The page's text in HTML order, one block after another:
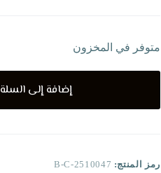
متوفر في المخزون
إضافة إلى السلة
رمز المنتج: B-C-2510047